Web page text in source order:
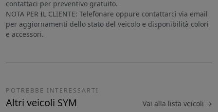
contattaci per preventivo gratuito.
NOTA PER IL CLIENTE: Telefonare oppure contattarci via email
per aggiornamenti dello stato del veicolo e disponibilità colori
e accessori.
POTREBBE INTERESSARTI
Altri veicoli SYM Vai alla lista veicoli →